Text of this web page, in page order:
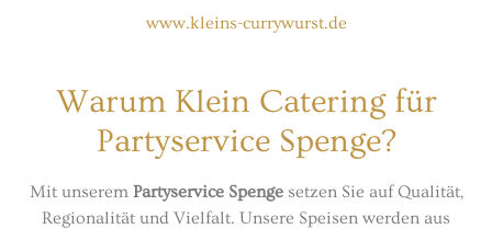
www.kleins-currywurst.de
Warum Klein Catering für
Partyservice Spenge?
Mit unserem Partyservice Spengesetzen Sie auf Qualität,
Regionalität und Vielfalt. Unsere Speisen werden aus